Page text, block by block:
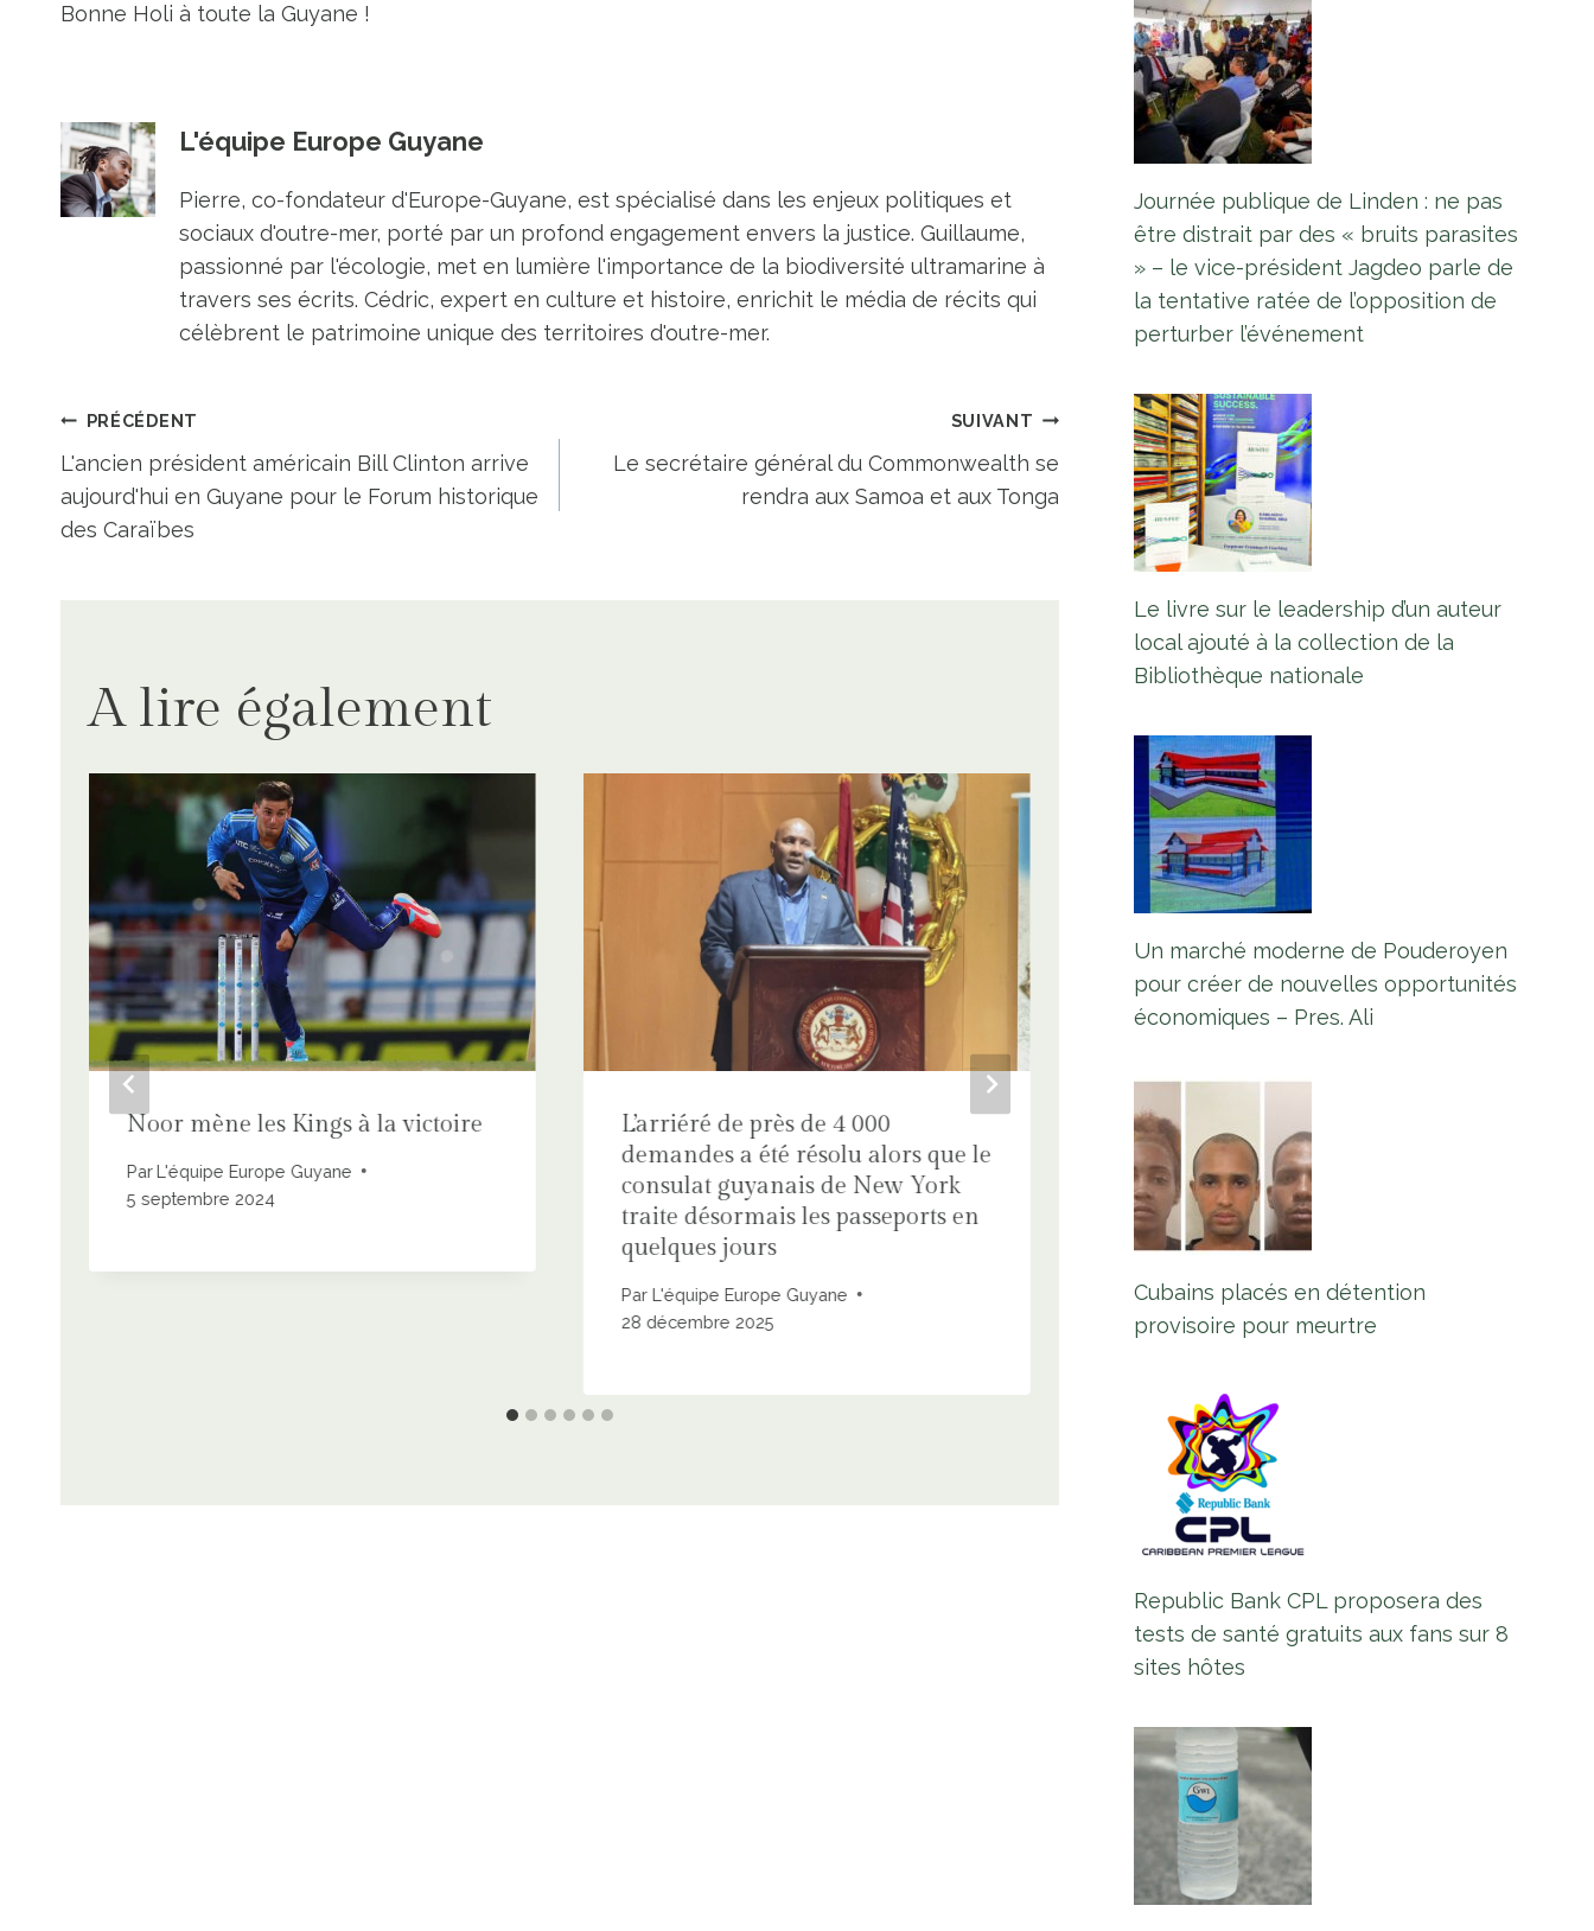
Bonne Holi à toute la Guyane !
L'équipe Europe Guyane
Pierre, co-fondateur d'Europe-Guyane, est spécialisé dans les enjeux politiques et
sociaux d'outre-mer, porté par un profond engagement envers la justice. Guillaume,
passionné par l'écologie, met en lumière l'importance de la biodiversité ultramarine à
travers ses écrits. Cédric, expert en culture et histoire, enrichit le média de récits qui
célèbrent le patrimoine unique des territoires d'outre-mer.
Navigation
de
PRÉCÉDENT
L'ancien président américain Bill Clinton arrive
aujourd'hui en Guyane pour le Forum historique
des Caraïbes
SUIVANT
Le secrétaire général du Commonwealth se
rendra aux Samoa et aux Tonga
A lire également
Noor mène les Kings à la victoire
ParL'équipe Europe Guyane
5 septembre 2024
L’arriéré de près de 4 000
demandes a été résolu alors que le
consulat guyanais de New York
traite désormais les passeports en
quelques jours
Par L'équipe Europe Guyane
28 décembre 2025
L’exercice d’inscription en cours se
terminera le 30 novembre ;
certains inscrits peuvent
désormais retirer leur carte
d’identité – GECOM
ParL'équipe Europe Guyane
1 novembre 2023
Journée publique de Linden : ne pas
être distrait par des « bruits parasites
» – le vice-président Jagdeo parle de
la tentative ratée de l’opposition de
perturber l’événement
Le livre sur le leadership d’un auteur
local ajouté à la collection de la
Bibliothèque nationale
Un marché moderne de Pouderoyen
pour créer de nouvelles opportunités
économiques – Pres. Ali
Cubains placés en détention
provisoire pour meurtre
Republic Bank CPL proposera des
tests de santé gratuits aux fans sur 8
sites hôtes